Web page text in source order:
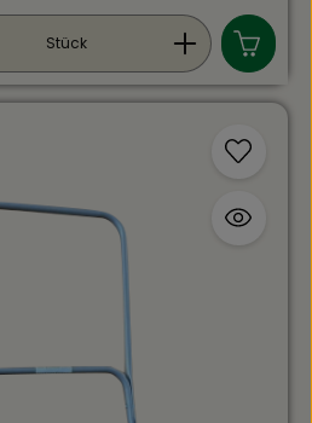
selbstansaugendes
und eine stabile
aufrechterhält.
robusten Edelstahl-
Modell die tägliche
Gartenbautechnik liefert
Betriebssicherheit im
überzeugt.Technische
3000 Inox Motorleistung: 650
Überlastschutz)Maximale
Liter pro Stunde (3,1
/ Druck: 35,0 Meter / 3,5
: 8,0 MeterPumpenlaufwerk:
(Saug- und
den gewünschten Wert
Stück